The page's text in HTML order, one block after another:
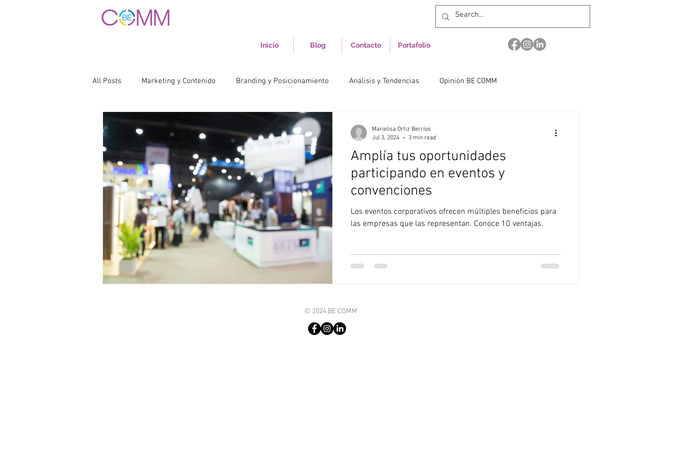
Inicio Blog Contacto Portafolio
All Posts Marketing y Contenido Branding y Posicionamiento Análisis y Tendencias Opinión BE COMM
Redes Sociales Comunicación Corporativa
Liderazgo y Gestión Marca y Reputación Crecimiento Organizacional Cultura Organizacional Relaciones Públicas
Comunicación Corporativa Liderazgo Cultura Organizacional
Estrategia Empresarial Gestión Organizacional Insights BE COMM
Amplía tus oportunidades
participando en eventos y
convenciones
Los eventos corporativos ofrecen múltiples beneficios para
las empresas que las representan. Conoce 10 ventajas.
Marielisa Ortiz Berríos
Jul 3, 2024
3 min read
© 2024 BE COMM